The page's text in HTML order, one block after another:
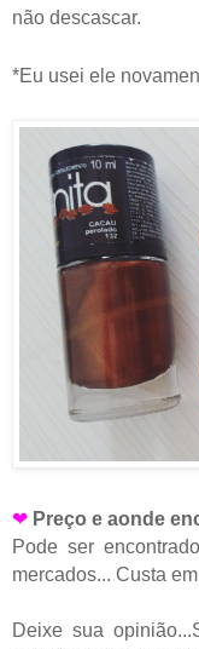
não descascar.
*Eu usei ele
❤ Preço e aonde
Pode ser
mercados... Custa
Deixe sua